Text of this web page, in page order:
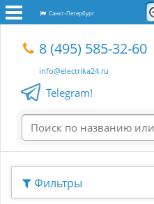
Санкт-Петербург
8 (495) 585-32-60
info@electrika24.ru
Telegram!
Фильтры